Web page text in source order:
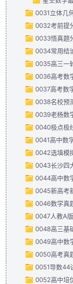
压轴解答
压轴解答
压轴解答
圆锥曲线
圆锥曲线
圆锥曲线
圆锥曲线
圆锥曲线
圆锥曲线
专题4-7
专题4-7
高中数学
高中数学
高中数学
2024届高
2024届高
2024届精
2024届精
2024年5
2024年5
定12023-
高二年级
河南省部
河南省部
吉林省长
数学-
数学-
苏锡常镇
武昌区
武昌区
Z20 数学
Z20数学
思维拓展
思维拓展
专题 幂、
专题 幂、
专题 函数
专题 函数
大题 立体
大题 立体
大题 新定
大题 新定
大题 圆锥
大题 圆锥
条件概率
条件概率
2024届青
2024年高
2024年高
2024年高
江苏省南
江苏省南
数学（考
高考数
高考数
高考数
高考数
高考数
高考数
0031立体几
立体几何
立体几何
0032考前提
2024高考
0033悟真题
2024悟真
2024悟真
0034常用结
38 个常
0035高三一
高三一轮
高三一轮
0036高考数
2024高考
2024高考
0037高考数
2024届高
0038名校预
2024年新
2024年新
名校预测
名校预测
0039老杨数
高三艺体
0040极点极
【精品】
0041高中数
高中数学
0042选填模
24届高考
0043长沙四
湖南四大
湖南四大
0044高中数
2024届新
2024届新
导数与三
导数与三
大题 函数
大题 函数
概率与分
概率与分
0045新高考
新高考第
新高考第
0046数学真
数学高考
数学高考
0047人教A
【精品必
0048高三基
高三基础
高三基础
0049高中数
2024高考
2024高考
0050高考真
2023年高
2023年高
0051导数44
导数的44
0052高中培